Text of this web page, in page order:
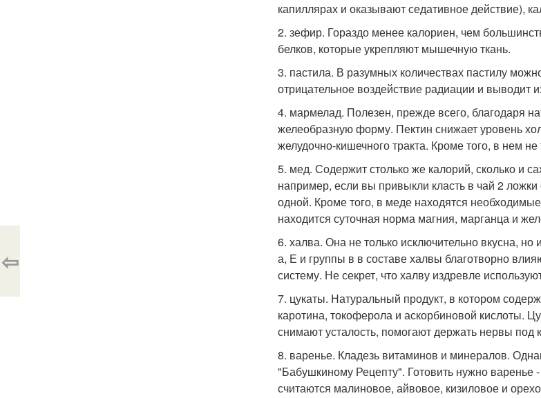
капиллярах и оказывают седативное действие),
2. зефир. Гораздо менее калориен, чем
белков, которые укрепляют мышечную ткань.
3. пастила. В разумных количествах пастилу
отрицательное воздействие радиации и выводит
4. мармелад. Полезен, прежде всего, благодаря
желеобразную форму. Пектин снижает уровень
желудочно-кишечного тракта. Кроме того, в нем
5. мед. Содержит столько же калорий, сколько и
например, если вы привыкли класть в чай 2
одной. Кроме того, в меде находятся
находится суточная норма магния, марганца и
6. халва. Она не только исключительно вкусна,
а, Е и группы в в составе халвы благотворно
систему. Не секрет, что халву издревле
7. цукаты. Натуральный продукт, в котором
каротина, токоферола и аскорбиновой кислоты.
снимают усталость, помогают держать нервы
8. варенье. Кладезь витаминов и минералов.
"Бабушкиному Рецепту". Готовить нужно
считаются малиновое, айвовое, кизиловое и
⇦